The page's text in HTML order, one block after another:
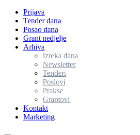
Prijava
Tender dana
Posao dana
Grant nedjelje
Arhiva
Izreka dana
Newsletter
Tenderi
Poslovi
Prakse
Grantovi
Kontakt
Marketing